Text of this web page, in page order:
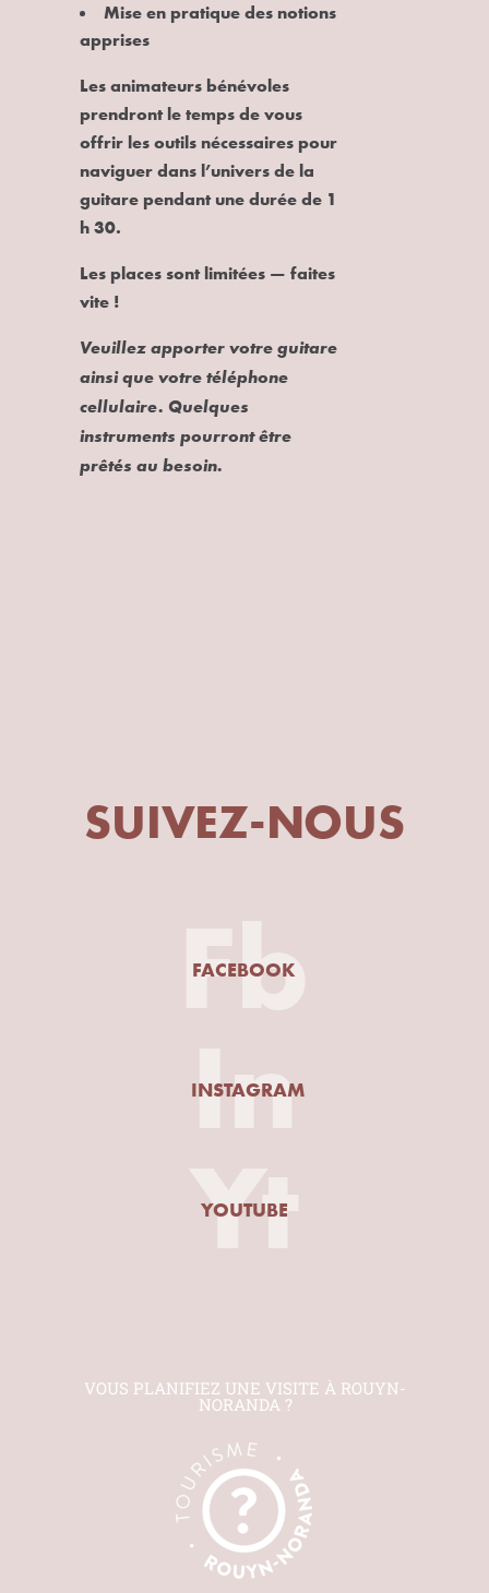
Mise en pratique des notions
apprises
Les animateurs bénévoles
prendront le temps de vous
offrir les outils nécessaires pour
naviguer dans l’univers de la
guitare pendant une durée de 1
h 30.
Les places sont limitées — faites
vite !
Veuillez apporter votre guitare
ainsi que votre téléphone
cellulaire. Quelques
instruments pourront être
prêtés au besoin.
SUIVEZ-NOUS
Fb
FACEBOOK
In
INSTAGRAM
Yt
YOUTUBE
VOUS PLANIFIEZ UNE VISITE À ROUYN-
NORANDA ?